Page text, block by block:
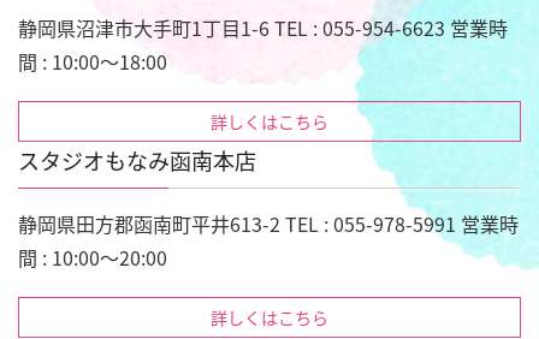
静岡県沼津市大手町1丁目1-6 TEL : 055-954-6623 営業時
間 : 10:00～18:00
詳しくはこちら
スタジオもなみ函南本店
静岡県田方郡函南町平井613-2 TEL : 055-978-5991 営業時
間 : 10:00～20:00
詳しくはこちら